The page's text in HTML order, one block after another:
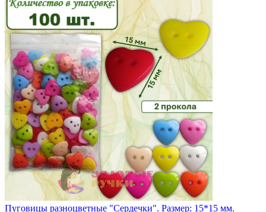
Пуговицы разноцветные "Сердечки". Размер: 15*15 мм.